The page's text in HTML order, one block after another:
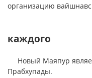
организацию
каждого
Новый Маяпур
Прабхупады.